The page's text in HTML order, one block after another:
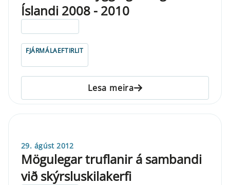
Íslandi 2008 - 2010
FJÁRMÁLAEFTIRLIT
Lesa meira
29. ágúst 2012
Mögulegar truflanir á sambandi
við skýrsluskilakerfi